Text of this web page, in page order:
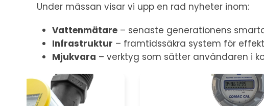
Under mässan visar vi upp en rad nyheter inom:
Vattenmätare – senaste generationens
Infrastruktur – framtidssäkra system för
Mjukvara – verktyg som sätter användaren i